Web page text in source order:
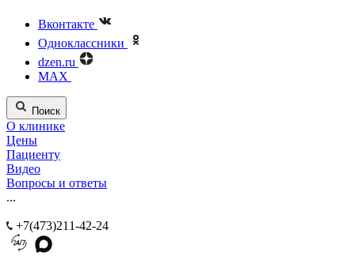
Вконтакте
Одноклассники
dzen.ru
MAX
Поиск
О клинике
Цены
Пациенту
Видео
Вопросы и ответы
...
+7(473)211-42-24